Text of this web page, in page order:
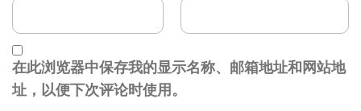
在此浏览器中保存我的显示名称、邮箱地址和网站地
址，以便下次评论时使用。